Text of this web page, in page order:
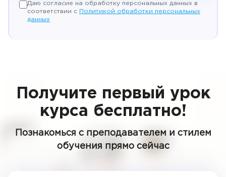
Даю согласие на обработку персональных данных в
соответствии с Политикой обработки персональных
данных
Получите первый урок
курса бесплатно!
Познакомься с преподавателем и стилем
обучения прямо сейчас